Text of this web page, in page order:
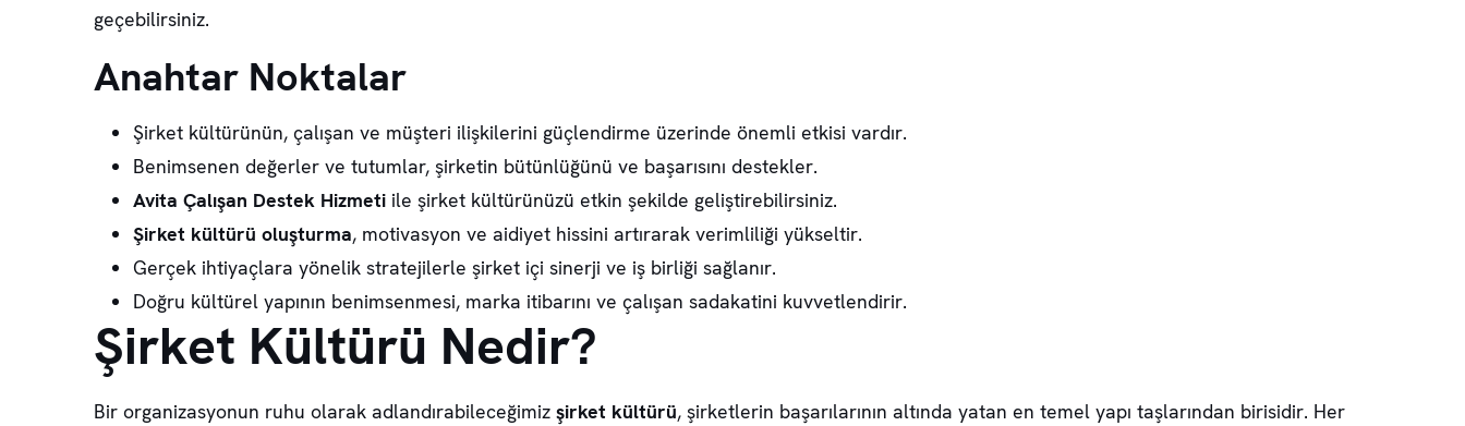
geçebilirsiniz.
Anahtar Noktalar
Şirket kültürünün, çalışan ve müşteri ilişkilerini güçlendirme üzerinde önemli etkisi vardır.
Benimsenen değerler ve tutumlar, şirketin bütünlüğünü ve başarısını destekler.
Avita Çalışan Destek Hizmeti ile şirket kültürünüzü etkin şekilde geliştirebilirsiniz.
Şirket kültürü oluşturma, motivasyon ve aidiyet hissini artırarak verimliliği yükseltir.
Gerçek ihtiyaçlara yönelik stratejilerle şirket içi sinerji ve iş birliği sağlanır.
Doğru kültürel yapının benimsenmesi, marka itibarını ve çalışan sadakatini kuvvetlendirir.
Şirket Kültürü Nedir?
Bir organizasyonun ruhu olarak adlandırabileceğimiz şirket kültürü, şirketlerin başarılarının altında yatan en temel yapı taşlarından birisidir. Her